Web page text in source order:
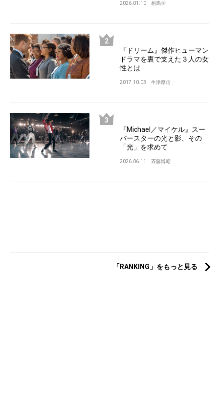
2026.01.10 相馬学
『ドリーム』傑作ヒューマン
ドラマを裏で支えた３人の女
性とは
2017.10.03 牛津厚信
『Michael／マイケル』スー
パースターの光と影、その
「光」を求めて
2026.06.11 斉藤博昭
「RANKING」をもっと見る